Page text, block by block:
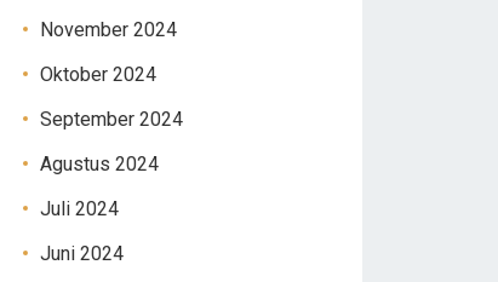
November 2024
Oktober 2024
September 2024
Agustus 2024
Juli 2024
Juni 2024